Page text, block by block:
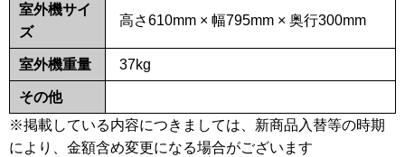
室外機サイ
ズ
高さ610mm × 幅795mm × 奥行300mm
室外機重量 37kg
その他
※掲載している内容につきましては、新商品入替等の時期
により、金額含め変更になる場合がございます